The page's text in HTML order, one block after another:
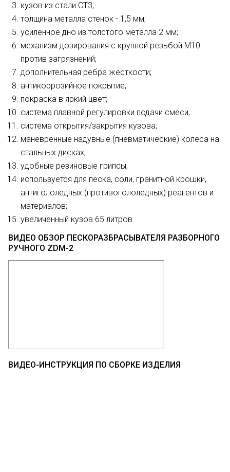
кузов из стали СТ3;
толщина металла стенок - 1,5 мм;
усиленное дно из толстого металла 2 мм;
механизм дозирования с крупной резьбой М10
против загрязнений;
дополнительная ребра жесткости;
антикоррозийное покрытие;
покраска в яркий цвет;
система плавной регулировки подачи смеси;
система открытия/закрытия кузова;
манёвренные надувные (пневматические) колеса на
стальных дисках;
удобные резиновые грипсы;
используется для песка, соли, гранитной крошки,
антигололедных (противогололедных) реагентов и
материалов;
увеличенный кузов 65 литров.
ВИДЕО ОБЗОР ПЕСКОРАЗБРАСЫВАТЕЛЯ РАЗБОРНОГО
РУЧНОГО ZDM-2
ВИДЕО-ИНСТРУКЦИЯ ПО СБОРКЕ ИЗДЕЛИЯ